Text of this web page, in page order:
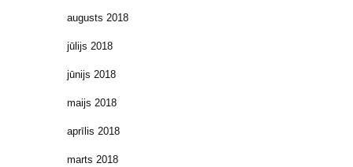
augusts 2018
jūlijs 2018
jūnijs 2018
maijs 2018
aprīlis 2018
marts 2018